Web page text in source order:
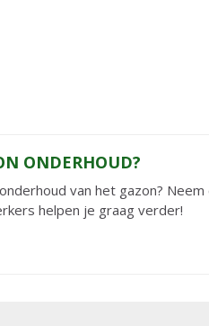
ONDERHOUD?
van het gazon?
helpen je graag verder!